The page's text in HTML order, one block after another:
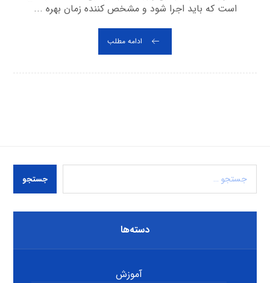
است که باید اجرا شود و مشخص کننده زمان بهره ...
ادامه مطلب
جستجو
دسته‌ها
آموزش